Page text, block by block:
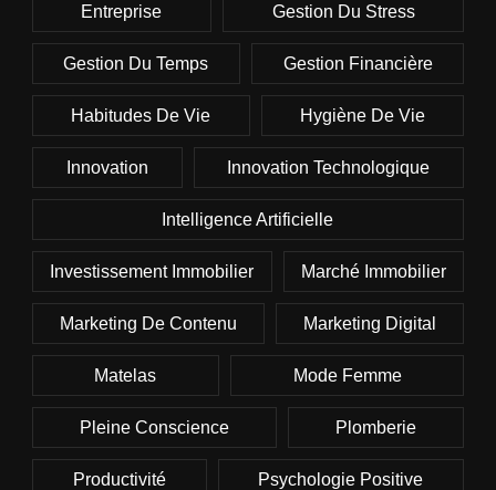
Entreprise Gestion Du Stress
Gestion Du Temps Gestion Financière
Habitudes De Vie Hygiène De Vie
Innovation Innovation Technologique
Intelligence Artificielle
Investissement Immobilier Marché Immobilier
Marketing De Contenu Marketing Digital
Matelas Mode Femme
Pleine Conscience Plomberie
Productivité Psychologie Positive